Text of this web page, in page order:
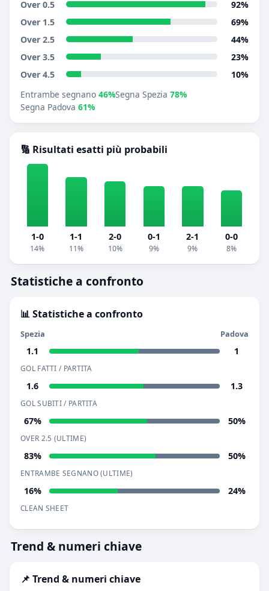
Over 0.5
92%
Over 1.5
69%
Over 2.5
44%
Over 3.5
23%
Over 4.5
10%
Entrambe segnano 46%Segna Spezia 78%
Segna Padova 61%
🔢 Risultati esatti più probabili
1-0
14%
1-1
11%
2-0
10%
0-1
9%
2-1
9%
0-0
8%
Statistiche a confronto
📊 Statistiche a confronto
Spezia Padova
1.1 1
GOL FATTI / PARTITA
1.6 1.3
GOL SUBITI / PARTITA
67% 50%
OVER 2.5 (ULTIME)
83% 50%
ENTRAMBE SEGNANO (ULTIME)
16% 24%
CLEAN SHEET
Trend & numeri chiave
📌 Trend & numeri chiave